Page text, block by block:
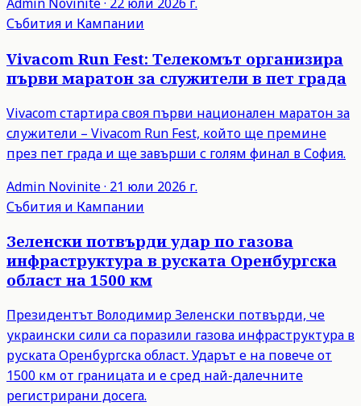
Събития и Кампании
Vivacom Run Fest: Телекомът организира
първи маратон за служители в пет града
Vivacom стартира своя първи национален маратон за
служители – Vivacom Run Fest, който ще премине
през пет града и ще завърши с голям финал в София.
Admin Novinite· 21 юли 2026 г.
Събития и Кампании
Зеленски потвърди удар по газова
инфраструктура в руската Оренбургска
област на 1500 км
Президентът Володимир Зеленски потвърди, че
украински сили са поразили газова инфраструктура в
руската Оренбургска област. Ударът е на повече от
1500 км от границата и е сред най-далечните
регистрирани досега.